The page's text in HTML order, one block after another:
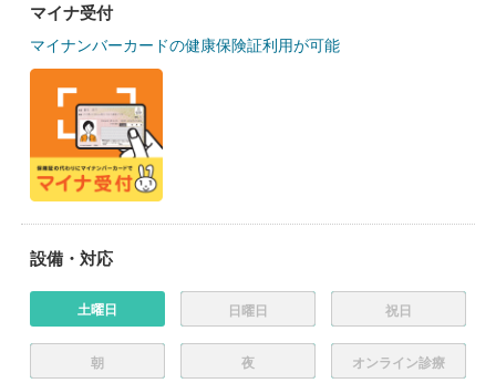
マイナ受付
マイナンバーカードの健康保険証利用が可能
設備・対応
土曜日 日曜日 祝日
朝 夜 オンライン診療